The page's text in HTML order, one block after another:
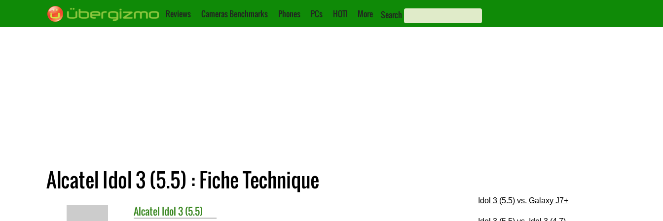
Reviews Cameras Benchmarks Phones PCs HOT! More Search
Alcatel Idol 3 (5.5) : Fiche Technique
Alcatel Idol 3 (5.5)
Idol 3 (5.5) vs. Galaxy J7+